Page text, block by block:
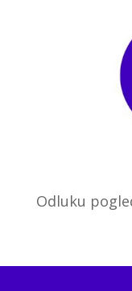
Odluku